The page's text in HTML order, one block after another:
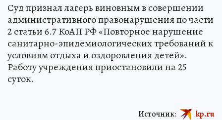
Суд признал лагерь виновным в совершении
административного правонарушения по части
2 статьи 6.7 КоАП РФ «Повторное нарушение
санитарно-эпидемиологических требований к
условиям отдыха и оздоровления детей».
Работу учреждения приостановили на 25
суток.
Источник: kp.ru